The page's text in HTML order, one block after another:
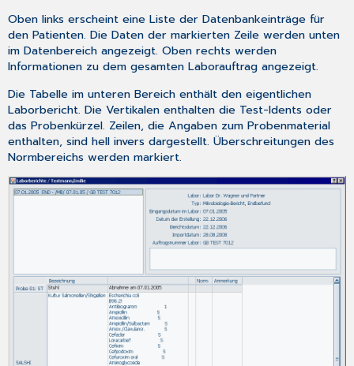
Oben links erscheint eine Liste der Datenbankeinträge für
den Patienten. Die Daten der markierten Zeile werden unten
im Datenbereich angezeigt. Oben rechts werden
Informationen zu dem gesamten Laborauftrag angezeigt.
Die Tabelle im unteren Bereich enthält den eigentlichen
Laborbericht. Die Vertikalen enthalten die Test-Idents oder
das Probenkürzel. Zeilen, die Angaben zum Probenmaterial
enthalten, sind hell invers dargestellt. Überschreitungen des
Normbereichs werden markiert.